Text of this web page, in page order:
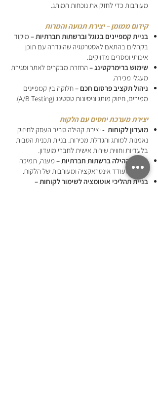
מעורבות כדי לחזק את נוכחות המותג.
קידום ממומן – יצירת תנועה והמרות
בניית קמפיינים בגוגל וברשתות חברתיות – מיקוד
בקהלים בהתאם לאסטרטגיה שהוגדרה עם תוכן
איכותי ומסרים מדויקים.
שימוש ברימרקטינג – החזרת מבקרים לאתר וסגירת
מעגלי מכירה.
ניהול תקציב פרסום חכם –חלוקה בין קמפיינים
ממירים, חיזוק מותג וניסיונות טסטינג (A/B Testing).
יצירת מערכת יחסים עם הלקוח
מועדון לקוחות - יצירת קהילה סביב העסק לחיזוק
נאמנות למותג והגדלת מכירות. בניית תכנית הטבות
בלעדיות וחווית שירות אישית לחברי מועדון.
טיפוח קהילה ברשתות חברתיות – מענה, תמיכה
ותוכן שמעודד אינטראקציה ומעורבות של הלקוח.
בניית תהליכי אוטומציה לשימור לקוחות –